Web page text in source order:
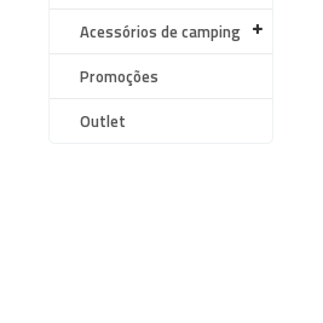
Acessórios de camping
Promoções
Outlet